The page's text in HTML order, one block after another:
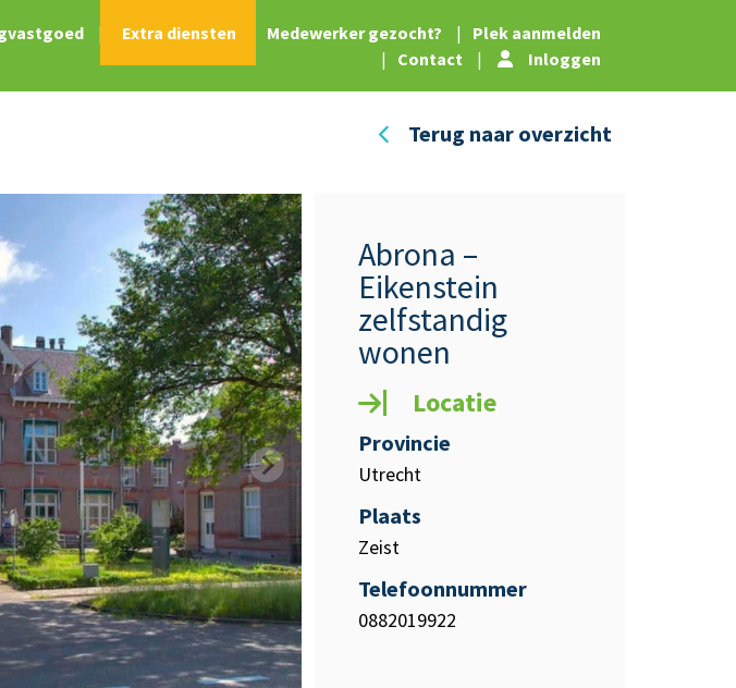
| Extra diensten Medewerker gezocht? |
Plek aanmelden
|
Contact | Inloggen
Terug naar overzicht
Abrona –
Eikenstein
zelfstandig
wonen
Locatie
Provincie
Utrecht
Plaats
Zeist
Telefoonnummer
0882019922